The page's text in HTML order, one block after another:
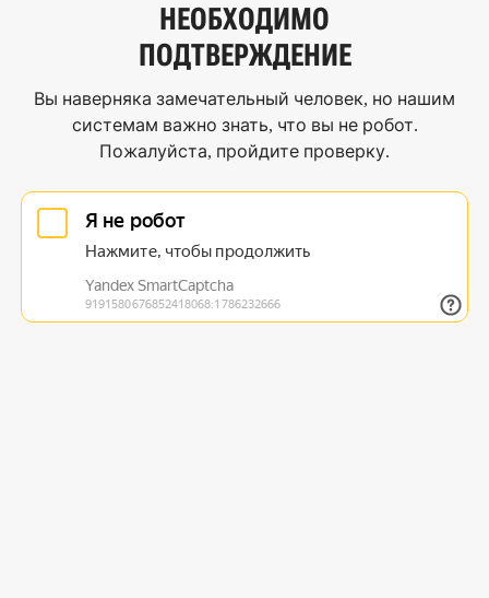
НЕОБХОДИМО
ПОДТВЕРЖДЕНИЕ
Вы наверняка замечательный человек, но нашим
системам важно знать, что вы не робот.
Пожалуйста, пройдите проверку.